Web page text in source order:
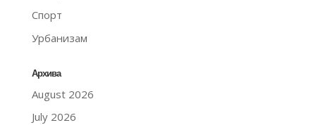
Спорт
Урбанизам
Архива
August 2026
July 2026